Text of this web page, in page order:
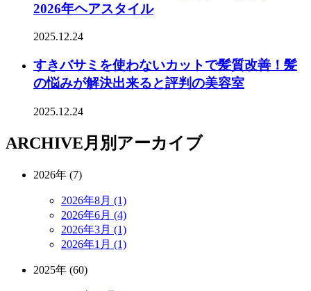
2026年ヘアスタイル
2025.12.24
すきバサミを使わないカットで髪質改善！髪
の悩みが解決出来ると評判の美容室
2025.12.24
ARCHIVE月別アーカイブ
2026年 (7)
2026年8月 (1)
2026年6月 (4)
2026年3月 (1)
2026年1月 (1)
2025年 (60)